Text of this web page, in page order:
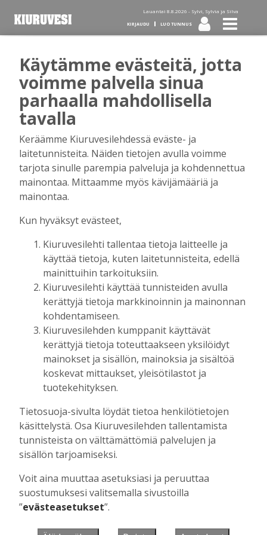
Lauantai 8.8.2026 - Sylvi, Sylvia ja Silva
KIRJAUDU LUO TUNNUS
Tilaa Kiuruvesi-lehti diginä
tai kotiinkannettuna!
Kirjaudu
Sähköposti
Salasana
Muista minut
Unohtuiko salasana?
se tästä.
Käyntiosoite :
Kiuruvesi Lehti oy
Niemistenkatu 4
Kiuruvesi
Käytämme evästeitä, jotta
voimme palvella sinua
parhaalla mahdollisella
tavalla
Keräämme Kiuruvesilehdessä eväste- ja
laitetunnisteita. Näiden tietojen avulla voimme
tarjota sinulle parempia palveluja ja kohdennettua
mainontaa. Mittaamme myös kävijämääriä ja
mainontaa.
Kun hyväksyt evästeet,
Kiuruvesilehti tallentaa tietoja laitteelle ja
käyttää tietoja, kuten laitetunnisteita, edellä
mainittuihin tarkoituksiin.
Kiuruvesilehti käyttää tunnisteiden avulla
kerättyjä tietoja markkinoinnin ja mainonnan
kohdentamiseen.
Kiuruvesilehden kumppanit käyttävät
kerättyjä tietoja toteuttaakseen yksilöidyt
mainokset ja sisällön, mainoksia ja sisältöä
koskevat mittaukset, yleisötilastot ja
tuotekehityksen.
Tietosuoja-sivulta löydät tietoa henkilötietojen
käsittelystä. Osa Kiuruvesilehden tallentamista
tunnisteista on välttämättömiä palvelujen ja
sisällön tarjoamiseksi.
Voit aina muuttaa asetuksiasi ja peruuttaa
suostumuksesi valitsemalla sivustoilla
”evästeasetukset”.